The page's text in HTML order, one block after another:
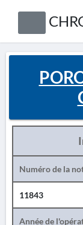
Numéro de la
11843
Année de